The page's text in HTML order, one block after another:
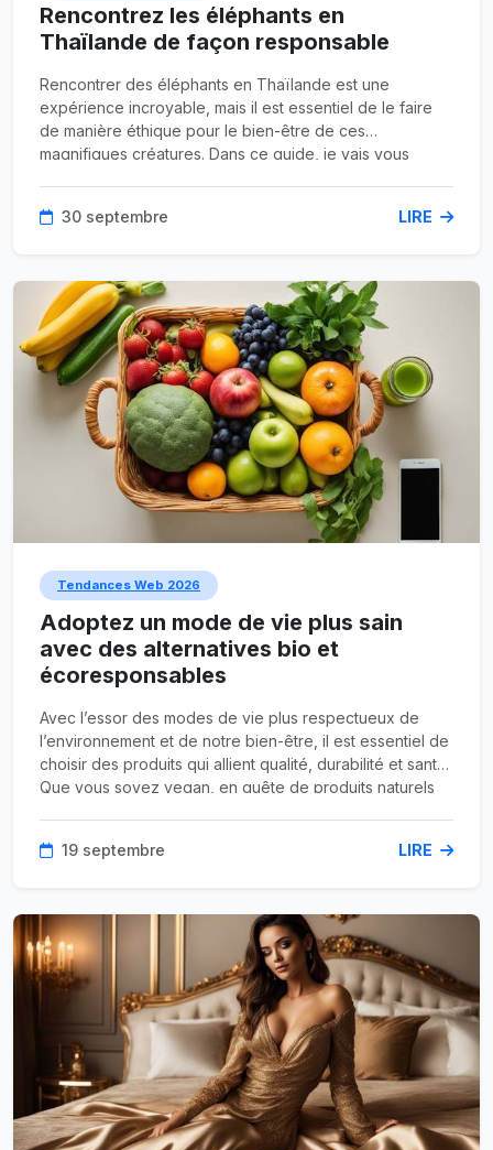
Rencontrez les éléphants en
Thaïlande de façon responsable
Rencontrer des éléphants en Thaïlande est une
expérience incroyable, mais il est essentiel de le faire
de manière éthique pour le bien-être de ces
magnifiques créatures. Dans ce guide, je vais vous
d'Afrique, et pourquoi il est crucial de choisir des
30 septembre LIRE
Tendances Web 2026
Adoptez un mode de vie plus sain
avec des alternatives bio et
écoresponsables
Avec l’essor des modes de vie plus respectueux de
l’environnement et de notre bien-être, il est essentiel de
choisir des produits qui allient qualité, durabilité et santé.
Que vous soyez vegan, en quête de produits naturels
19 septembre
LIRE